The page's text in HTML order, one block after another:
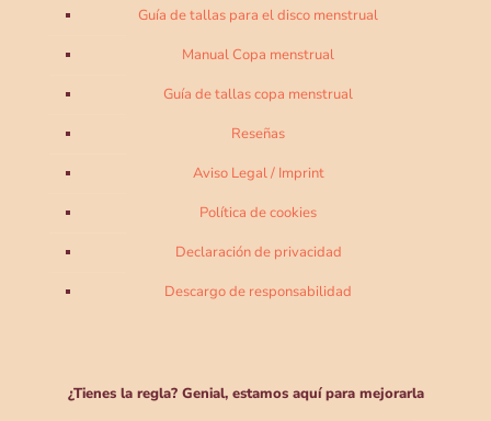
Guía de tallas para el disco menstrual
Manual Copa menstrual
Guía de tallas copa menstrual
Reseñas
Aviso Legal / Imprint
Política de cookies
Declaración de privacidad
Descargo de responsabilidad
¿Tienes la regla? Genial, estamos aquí para mejorarla